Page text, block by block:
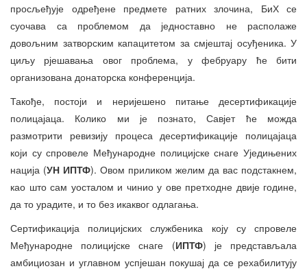
просљеђује одређене предмете ратних злочина, БиХ се
суочава са проблемом да једноставно не располаже
довољним затворским капацитетом за смјештај осуђеника. У
циљу рјешавања овог проблема, у фебруару ће бити
организована донаторска конференција.
Такође, постоји и неријешено питање десертификације
полицајаца. Колико ми је познато, Савјет ће можда
размотрити ревизију процеса десертификације полицајаца
који су спровеле Међународне полицијске снаге Уједињених
нација (УН ИПТФ). Овом приликом желим да вас подстакнем,
као што сам уосталом и чинио у ове претходне двије године,
да то урадите, и то без икаквог одлагања.
Сертификација полицијских службеника коју су спровеле
Међународне полицијске снаге (ИПТФ) је представљала
амбициозан и углавном успјешан покушај да се рехабилитују